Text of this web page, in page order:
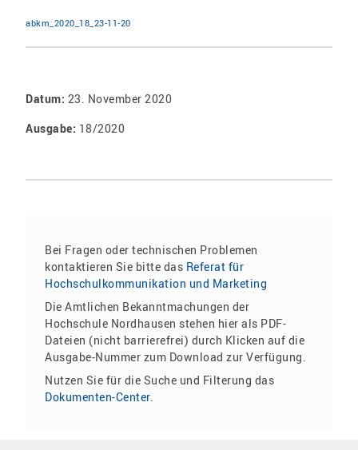
abkm_2020_18_23-11-20
Datum: 23. November 2020
Ausgabe: 18/2020
Bei Fragen oder technischen Problemen
kontaktieren Sie bitte das Referat für
Hochschulkommunikation und Marketing
Die Amtlichen Bekanntmachungen der
Hochschule Nordhausen stehen hier als PDF-
Dateien (nicht barrierefrei) durch Klicken auf die
Ausgabe-Nummer zum Download zur Verfügung.
Nutzen Sie für die Suche und Filterung das
Dokumenten-Center.